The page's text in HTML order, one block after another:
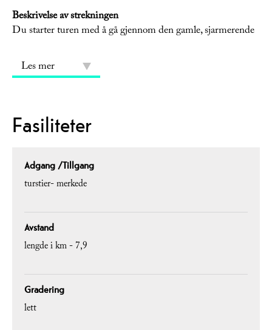
Beskrivelse av strekningen
Du starter turen med å gå gjennom den gamle, sjarmerende
Les mer
Fasiliteter
Adgang /Tillgang
turstier- merkede
Avstand
lengde i km -7,9
Gradering
lett